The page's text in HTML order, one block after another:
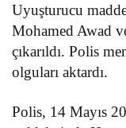
Uyuşturucu
Mohamed Awad
çıkarıldı. Polis
olguları aktardı.
Polis, 14 Mayıs